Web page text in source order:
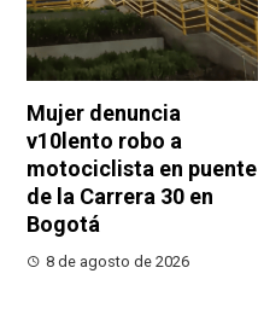
Mujer denuncia
v10lento robo a
motociclista en puente
de la Carrera 30 en
Bogotá
8 de agosto de 2026